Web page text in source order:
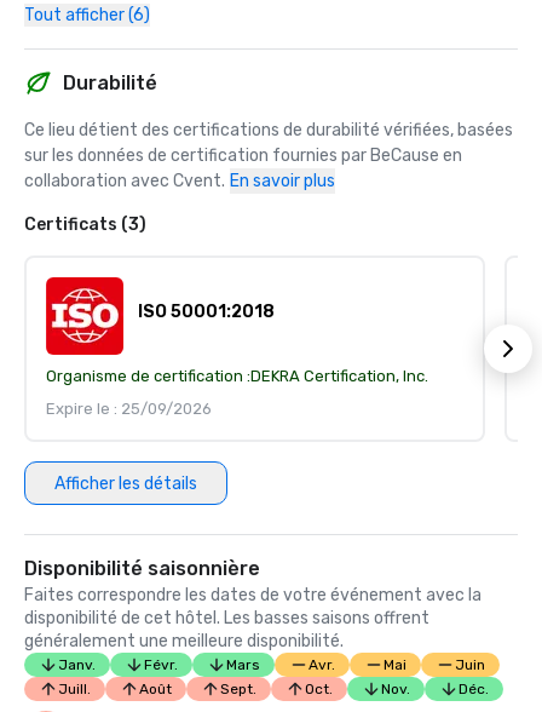
Tout afficher (6)
Durabilité
Ce lieu détient des certifications de durabilité vérifiées, basées
sur les données de certification fournies par BeCause en
collaboration avec Cvent. En savoir plus
Certificats (3)
ISO 50001:2018
Organisme de certification :DEKRA Certification, Inc.
Expire le : 25/09/2026
Afficher les détails
Disponibilité saisonnière
Faites correspondre les dates de votre événement avec la
disponibilité de cet hôtel. Les basses saisons offrent
généralement une meilleure disponibilité.
Janv. Févr. Mars Avr. Mai
Juin
Juill.
Août Sept. Oct. Nov. Déc.